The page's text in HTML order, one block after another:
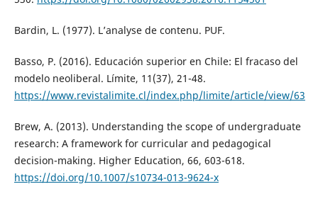
Bardin, L. (1977). L’analyse de contenu. PUF.
Basso, P. (2016). Educación superior en Chile: El fracaso del
modelo neoliberal. Límite, 11(37), 21-48.
https://www.revistalimite.cl/index.php/limite/article/view/63
Brew, A. (2013). Understanding the scope of undergraduate
research: A framework for curricular and pedagogical
decision-making. Higher Education, 66, 603-618.
https://doi.org/10.1007/s10734-013-9624-x